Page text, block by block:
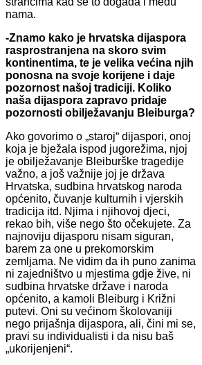
nama.
-Znamo kako je hrvatska dijaspora
rasprostranjena na skoro svim
kontinentima, te je velika većina njih
ponosna na svoje korijene i daje
pozornost našoj tradiciji. Koliko
naša dijaspora zapravo pridaje
pozornosti obilježavanju Bleiburga?
Ako govorimo o „staroj“ dijaspori, onoj
koja je bježala ispod jugorežima, njoj
je obilježavanje Bleiburške tragedije
važno, a još važnije joj je država
Hrvatska, sudbina hrvatskog naroda
općenito, čuvanje kulturnih i vjerskih
tradicija itd. Njima i njihovoj djeci,
rekao bih, više nego što očekujete. Za
najnoviju dijasporu nisam siguran,
barem za one u prekomorskim
zemljama. Ne vidim da ih puno zanima
ni zajedništvo u mjestima gdje žive, ni
sudbina hrvatske države i naroda
općenito, a kamoli Bleiburg i Križni
putevi. Oni su većinom školovaniji
nego prijašnja dijaspora, ali, čini mi se,
pravi su individualisti i da nisu baš
„ukorijenjeni“.